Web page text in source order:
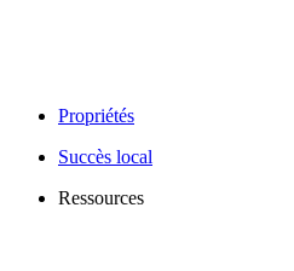
Propriétés
Succès local
Ressources